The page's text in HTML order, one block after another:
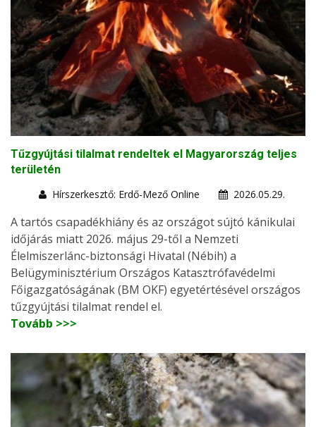
Tűzgyújtási tilalmat rendeltek el Magyarország teljes
területén
Hírszerkesztő: Erdő-Mező Online
2026.05.29.
A tartós csapadékhiány és az országot sújtó kánikulai
időjárás miatt 2026. május 29-től a Nemzeti
Élelmiszerlánc-biztonsági Hivatal (Nébih) a
Belügyminisztérium Országos Katasztrófavédelmi
Főigazgatóságának (BM OKF) egyetértésével országos
tűzgyújtási tilalmat rendel el.
Tovább >>>